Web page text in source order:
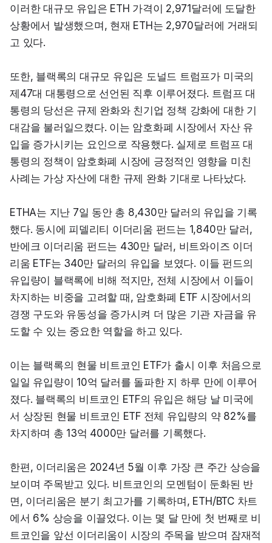
이러한 대규모 유입은 ETH 가격이 2,971달러에 도달한
상황에서 발생했으며, 현재 ETH는 2,970달러에 거래되
고 있다.
또한, 블랙록의 대규모 유입은 도널드 트럼프가 미국의
제47대 대통령으로 선언된 직후 이루어졌다. 트럼프 대
통령의 당선은 규제 완화와 친기업 정책 강화에 대한 기
대감을 불러일으켰다. 이는 암호화폐 시장에서 자산 유
입을 증가시키는 요인으로 작용했다. 실제로 트럼프 대
통령의 정책이 암호화폐 시장에 긍정적인 영향을 미친
사례는 가상 자산에 대한 규제 완화 기대로 나타났다.
ETHA는 지난 7일 동안 총 8,430만 달러의 유입을 기록
했다. 동시에 피델리티 이더리움 펀드는 1,840만 달러,
반에크 이더리움 펀드는 430만 달러, 비트와이즈 이더
리움 ETF는 340만 달러의 유입을 보였다. 이들 펀드의
유입량이 블랙록에 비해 적지만, 전체 시장에서 이들이
차지하는 비중을 고려할 때, 암호화폐 ETF 시장에서의
경쟁 구도와 유동성을 증가시켜 더 많은 기관 자금을 유
도할 수 있는 중요한 역할을 하고 있다.
이는 블랙록의 현물 비트코인 ETF가 출시 이후 처음으로
일일 유입량이 10억 달러를 돌파한 지 하루 만에 이루어
졌다. 블랙록의 비트코인 ETF의 유입은 해당 날 미국에
서 상장된 현물 비트코인 ETF 전체 유입량의 약 82%를
차지하며 총 13억 4000만 달러를 기록했다.
한편, 이더리움은 2024년 5월 이후 가장 큰 주간 상승을
보이며 주목받고 있다. 비트코인의 모멘텀이 둔화된 반
면, 이더리움은 분기 최고가를 기록하며, ETH/BTC 차트
에서 6% 상승을 이끌었다. 이는 몇 달 만에 첫 번째로 비
트코인을 앞선 이더리움이 시장의 주목을 받으며 잠재적